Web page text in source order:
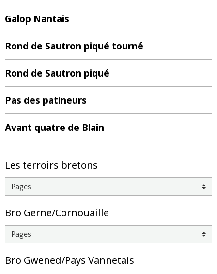
Galop Nantais
Rond de Sautron piqué tourné
Rond de Sautron piqué
Pas des patineurs
Avant quatre de Blain
Les terroirs bretons
Bro Gerne/Cornouaille
Bro Gwened/Pays Vannetais